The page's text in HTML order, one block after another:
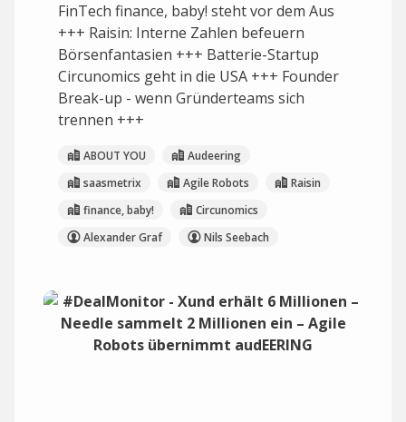
FinTech finance, baby! steht vor dem Aus
+++ Raisin: Interne Zahlen befeuern
Börsenfantasien +++ Batterie-Startup
Circunomics geht in die USA +++ Founder
Break-up - wenn Gründerteams sich
trennen +++
ABOUT YOU
Audeering
saasmetrix
Agile Robots
Raisin
finance, baby!
Circunomics
Alexander Graf
Nils Seebach